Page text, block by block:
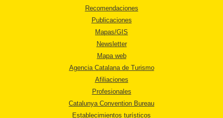
Recomendaciones
Publicaciones
Mapas/GIS
Newsletter
Mapa web
Agencia Catalana de Turismo
Afiliaciones
Profesionales
Catalunya Convention Bureau
Establecimientos turísticos